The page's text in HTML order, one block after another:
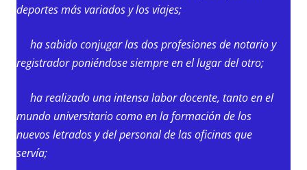
deportes más variados y los viajes;
ha sabido conjugar las dos profesiones de notario y
registrador poniéndose siempre en el lugar del otro;
ha realizado una intensa labor docente, tanto en el
mundo universitario como en la formación de los
nuevos letrados y del personal de las oficinas que
servía;